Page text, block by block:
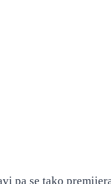
se tako